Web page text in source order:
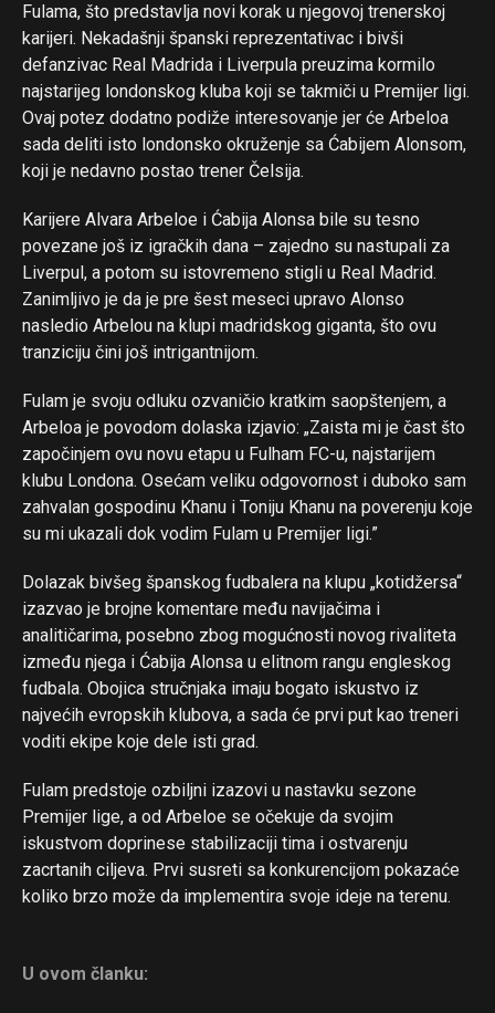
Fulama, što predstavlja novi korak u njegovoj trenerskoj
karijeri. Nekadašnji španski reprezentativac i bivši
defanzivac Real Madrida i Liverpula preuzima kormilo
najstarijeg londonskog kluba koji se takmiči u Premijer ligi.
Ovaj potez dodatno podiže interesovanje jer će Arbeloa
sada deliti isto londonsko okruženje sa Ćabijem Alonsom,
koji je nedavno postao trener Čelsija.
Karijere Alvara Arbeloe i Ćabija Alonsa bile su tesno
povezane još iz igračkih dana – zajedno su nastupali za
Liverpul, a potom su istovremeno stigli u Real Madrid.
Zanimljivo je da je pre šest meseci upravo Alonso
nasledio Arbelou na klupi madridskog giganta, što ovu
tranziciju čini još intrigantnijom.
Fulam je svoju odluku ozvaničio kratkim saopštenjem, a
Arbeloa je povodom dolaska izjavio: „Zaista mi je čast što
započinjem ovu novu etapu u Fulham FC-u, najstarijem
klubu Londona. Osećam veliku odgovornost i duboko sam
zahvalan gospodinu Khanu i Toniju Khanu na poverenju koje
su mi ukazali dok vodim Fulam u Premijer ligi.”
Dolazak bivšeg španskog fudbalera na klupu „kotidžersa“
izazvao je brojne komentare među navijačima i
analitičarima, posebno zbog mogućnosti novog rivaliteta
između njega i Ćabija Alonsa u elitnom rangu engleskog
fudbala. Obojica stručnjaka imaju bogato iskustvo iz
najvećih evropskih klubova, a sada će prvi put kao treneri
voditi ekipe koje dele isti grad.
Fulam predstoje ozbiljni izazovi u nastavku sezone
Premijer lige, a od Arbeloe se očekuje da svojim
iskustvom doprinese stabilizaciji tima i ostvarenju
zacrtanih ciljeva. Prvi susreti sa konkurencijom pokazaće
koliko brzo može da implementira svoje ideje na terenu.
U ovom članku:
Reddit
Pinterest
Whatsapp
Email